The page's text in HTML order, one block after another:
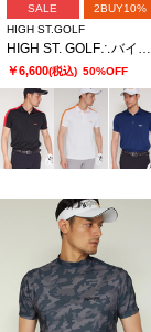
SALE
2BUY10%
HIGH ST.GOLF
HIGH ST. GOLF∴バイカラー 半袖ポロシャツ
￥6,600(税込) 50%OFF